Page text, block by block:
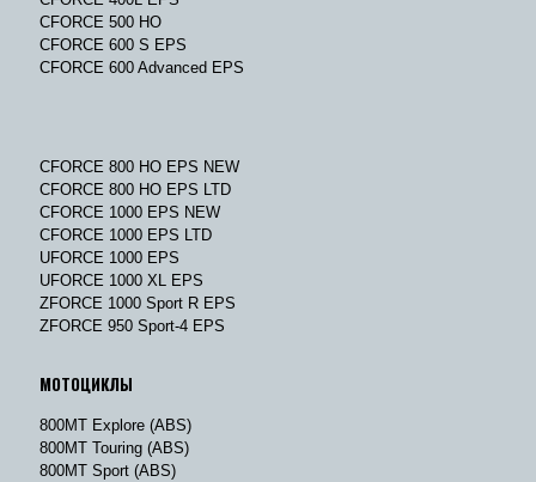
CFORCE 500 HO
CFORCE 600 S EPS
CFORCE 600 Advanced EPS
CFORCE 800 HO EPS NEW
CFORCE 800 HO EPS LTD
CFORCE 1000 EPS NEW
CFORCE 1000 EPS LTD
UFORCE 1000 EPS
UFORCE 1000 XL EPS
ZFORCE 1000 Sport R EPS
ZFORCE 950 Sport-4 EPS
МОТОЦИКЛЫ
800MT Explore (ABS)
800MT Touring (ABS)
800MT Sport (ABS)